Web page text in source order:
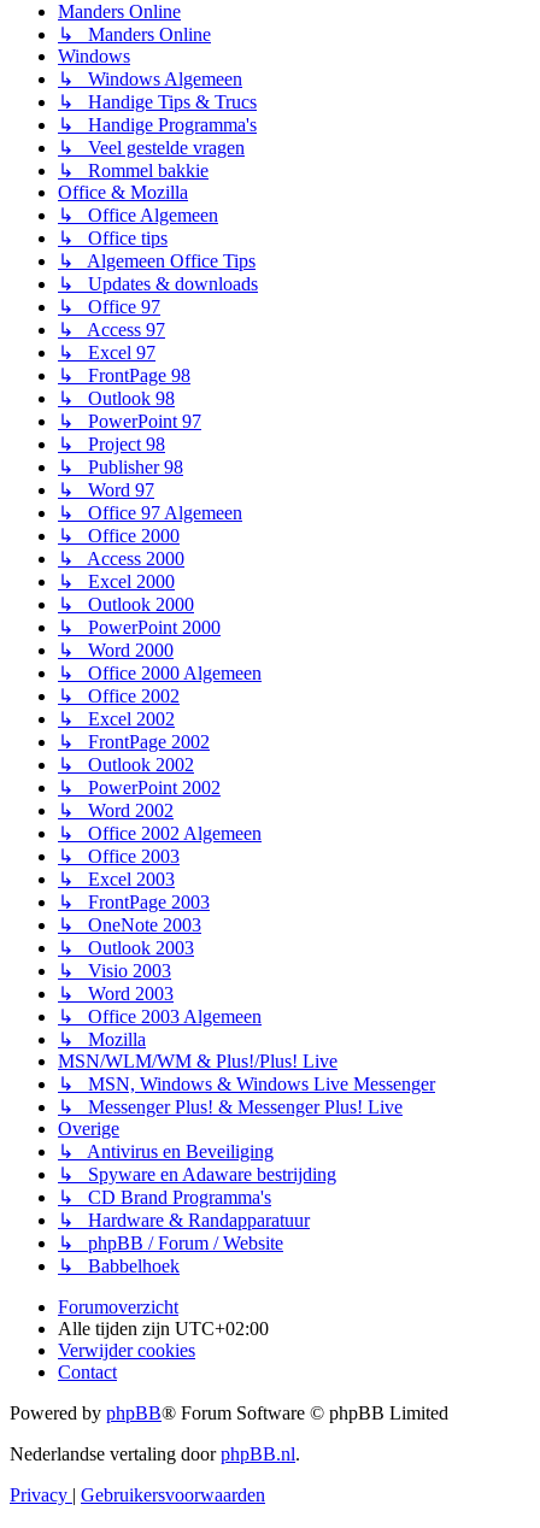
Manders Online
↳ Manders Online
Windows
↳ Windows Algemeen
↳ Handige Tips & Trucs
↳ Handige Programma's
↳ Veel gestelde vragen
↳ Rommel bakkie
Office & Mozilla
↳ Office Algemeen
↳ Office tips
↳ Algemeen Office Tips
↳ Updates & downloads
↳ Office 97
↳ Access 97
↳ Excel 97
↳ FrontPage 98
↳ Outlook 98
↳ PowerPoint 97
↳ Project 98
↳ Publisher 98
↳ Word 97
↳ Office 97 Algemeen
↳ Office 2000
↳ Access 2000
↳ Excel 2000
↳ Outlook 2000
↳ PowerPoint 2000
↳ Word 2000
↳ Office 2000 Algemeen
↳ Office 2002
↳ Excel 2002
↳ FrontPage 2002
↳ Outlook 2002
↳ PowerPoint 2002
↳ Word 2002
↳ Office 2002 Algemeen
↳ Office 2003
↳ Excel 2003
↳ FrontPage 2003
↳ OneNote 2003
↳ Outlook 2003
↳ Visio 2003
↳ Word 2003
↳ Office 2003 Algemeen
↳ Mozilla
MSN/WLM/WM & Plus!/Plus! Live
↳ MSN, Windows & Windows Live Messenger
↳ Messenger Plus! & Messenger Plus! Live
Overige
↳ Antivirus en Beveiliging
↳ Spyware en Adaware bestrijding
↳ CD Brand Programma's
↳ Hardware & Randapparatuur
↳ phpBB / Forum / Website
↳ Babbelhoek
Forumoverzicht
Alle tijden zijn UTC+02:00
Verwijder cookies
Contact
Powered by phpBB® Forum Software © phpBB Limited
Nederlandse vertaling doorphpBB.nl.
Privacy | Gebruikersvoorwaarden